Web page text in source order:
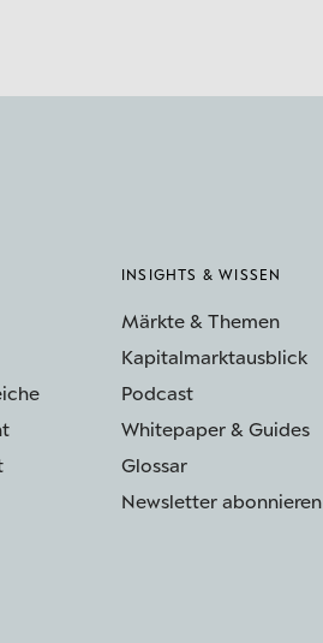
INSIGHTS & WISSEN
Märkte & Themen
Kapitalmarktausblick
Podcast
Whitepaper & Guides
Glossar
Newsletter abonnieren